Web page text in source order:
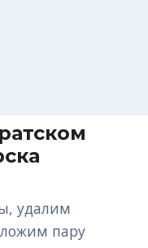
удалим
пару